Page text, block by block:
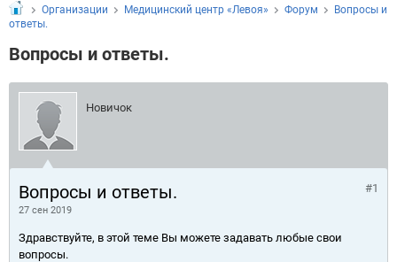
Организации Медицинский центр «Левоя» Форум
Вопросы и
ответы.
Вопросы и ответы.
Новичок
Вопросы и ответы.
27 сен 2019
#1
Здравствуйте, в этой теме Вы можете задавать любые свои
вопросы.